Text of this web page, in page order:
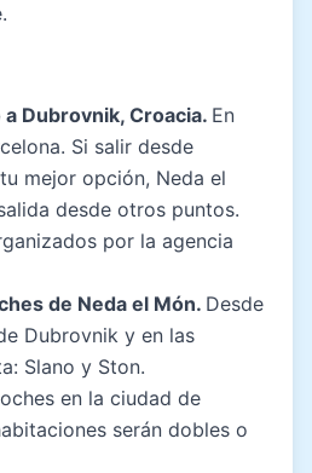
Dubrovnik, Croacia. En
Si salir desde
mejor opción, Neda el
desde otros puntos.
por la agencia
de Neda el Món. Desde
Dubrovnik y en las
Slano y Ston.
en la ciudad de
serán dobles o